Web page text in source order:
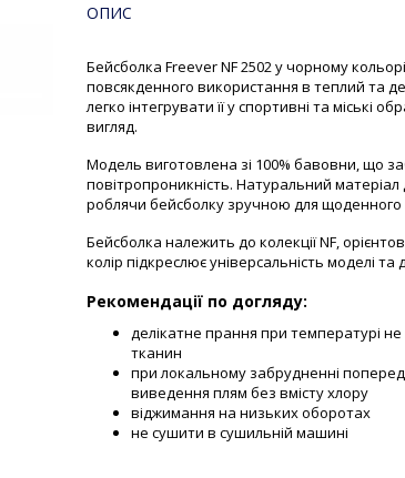
ОПИС
Бейсболка Freever NF 2502 у чорному
повсякденного використання в теплий та
легко інтегрувати її у спортивні та міські
вигляд.
Модель виготовлена зі 100% бавовни, що
повітропроникність. Натуральний
роблячи бейсболку зручною для щоденного
Бейсболка належить до колекції NF,
колір підкреслює універсальність моделі
Рекомендації по догляду:
делікатне прання при температурі
тканин
при локальному забрудненні
виведення плям без вмісту хлору
віджимання на низьких оборотах
не сушити в сушильній машині